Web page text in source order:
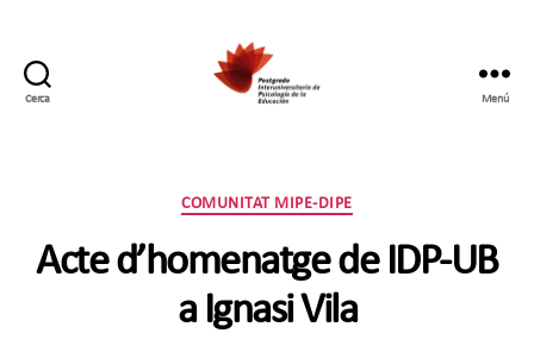
Cerca
Psicología
la
Educación
Menú
Categories
COMUNITAT MIPE-DIPE
Acte d’homenatge de IDP-UB
a Ignasi Vila